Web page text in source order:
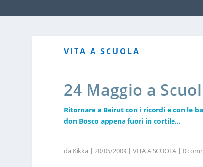
VITA A SCUOLA
24 Maggio a
Ritornare a Beirut con i ricordi e con le
don Bosco appena fuori in cortile…
da Kikka | 20/05/2009 | VITA A SCUOLA | 0